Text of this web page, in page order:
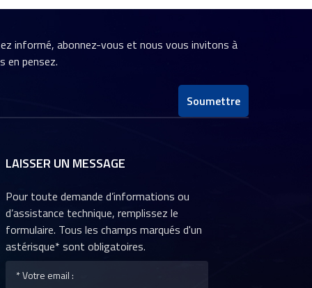
informé, abonnez-vous et nous vous invitons à
en pensez.
Soumettre
LAISSER UN MESSAGE
Pour toute demande d’informations ou
d’assistance technique, remplissez le
formulaire. Tous les champs marqués d'un
astérisque* sont obligatoires.